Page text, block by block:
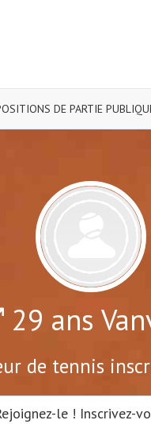
DE PARTIE
29 ans
de tennis
le ! Inscrivez-